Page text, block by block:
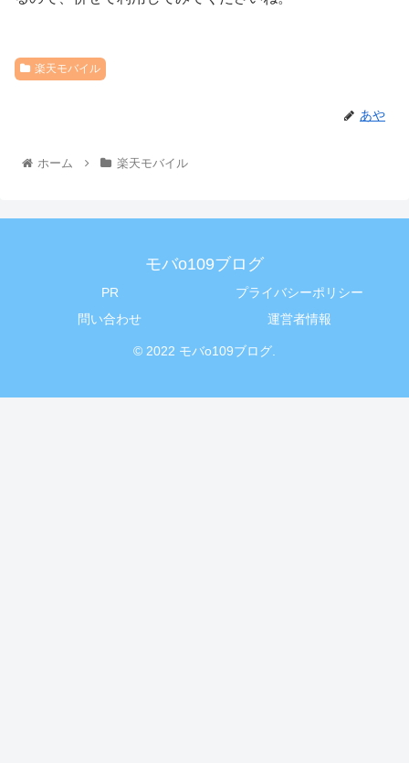
楽天モバイル
あや
ホーム 楽天モバイル
モバo109ブログ
PR
プライバシーポリシー
問い合わせ
運営者情報
© 2022 モバo109ブログ.